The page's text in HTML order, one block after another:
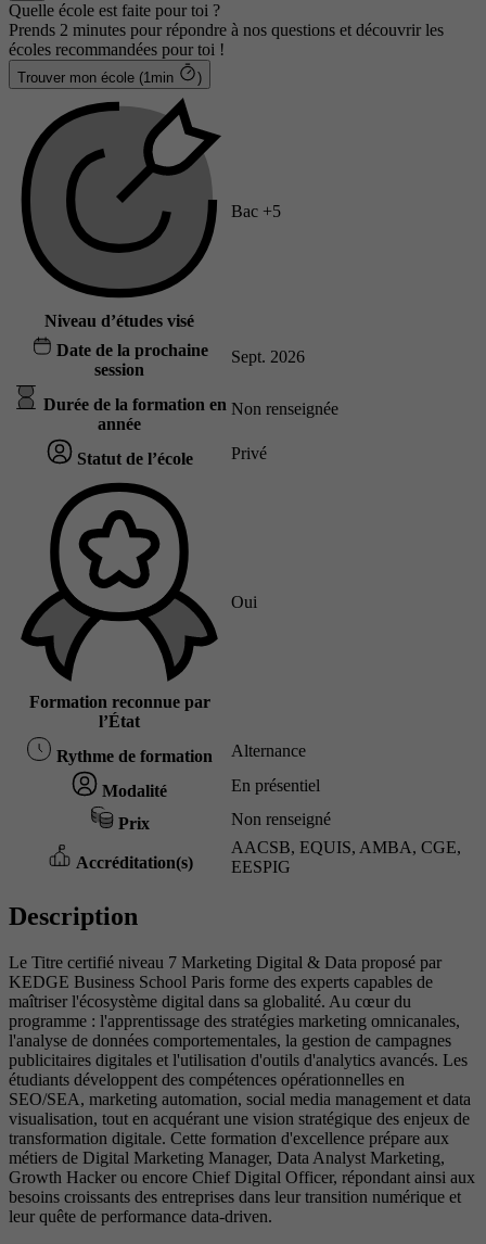
Quelle école est faite pour toi ?
Prends 2 minutes pour répondre à nos questions et découvrir les
écoles recommandées pour toi !
Trouver mon école (1min )
Niveau d’études visé
Bac +5
Date de la prochaine
session
Sept. 2026
Durée de la formation en
année
Non renseignée
Statut de l’école Privé
Formation reconnue par
l’État
Oui
Rythme de formation Alternance
Modalité En présentiel
Prix Non renseigné
Accréditation(s)
AACSB, EQUIS, AMBA, CGE,
EESPIG
Description
Le Titre certifié niveau 7 Marketing Digital & Data proposé par
KEDGE Business School Paris forme des experts capables de
maîtriser l'écosystème digital dans sa globalité. Au cœur du
programme : l'apprentissage des stratégies marketing omnicanales,
l'analyse de données comportementales, la gestion de campagnes
publicitaires digitales et l'utilisation d'outils d'analytics avancés. Les
étudiants développent des compétences opérationnelles en
SEO/SEA, marketing automation, social media management et data
visualisation, tout en acquérant une vision stratégique des enjeux de
transformation digitale. Cette formation d'excellence prépare aux
métiers de Digital Marketing Manager, Data Analyst Marketing,
Growth Hacker ou encore Chief Digital Officer, répondant ainsi aux
besoins croissants des entreprises dans leur transition numérique et
leur quête de performance data-driven.